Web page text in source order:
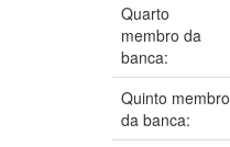
Quarto
membro da
banca:
Quinto membro
da banca: